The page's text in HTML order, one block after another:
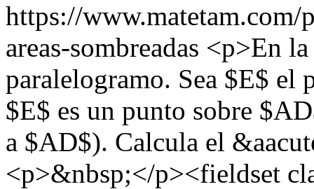
https://www.matetam.com/
areas-sombreadas <p>En
paralelogramo. Sea $E$ el
$E$ es un punto sobre
a $AD$). Calcula el
<p>&nbsp;</p><fieldset